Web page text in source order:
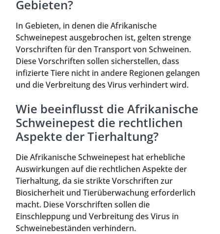
Gebieten?
In Gebieten, in denen die Afrikanische
Schweinepest ausgebrochen ist, gelten strenge
Vorschriften für den Transport von Schweinen.
Diese Vorschriften sollen sicherstellen, dass
infizierte Tiere nicht in andere Regionen gelangen
und die Verbreitung des Virus verhindert wird.
Wie beeinflusst die Afrikanische
Schweinepest die rechtlichen
Aspekte der Tierhaltung?
Die Afrikanische Schweinepest hat erhebliche
Auswirkungen auf die rechtlichen Aspekte der
Tierhaltung, da sie strikte Vorschriften zur
Biosicherheit und Tierüberwachung erforderlich
macht. Diese Vorschriften sollen die
Einschleppung und Verbreitung des Virus in
Schweinebeständen verhindern.